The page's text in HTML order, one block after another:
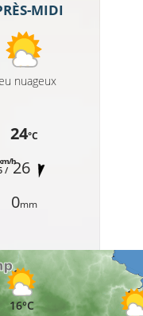
MIDI
nuageux
24°C
/
h26
0mm
16°C